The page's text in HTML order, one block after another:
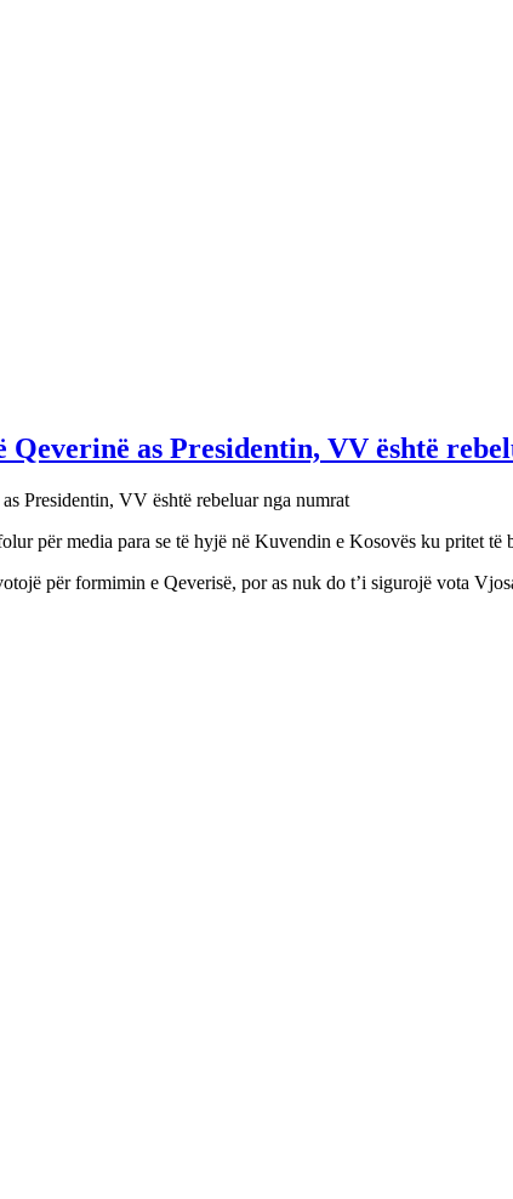
as Presidentin, VV është
për media para se të hyjë në Kuvendin e Kosovës ku pritet të
për formimin e Qeverisë, por as nuk do t’i sigurojë vota